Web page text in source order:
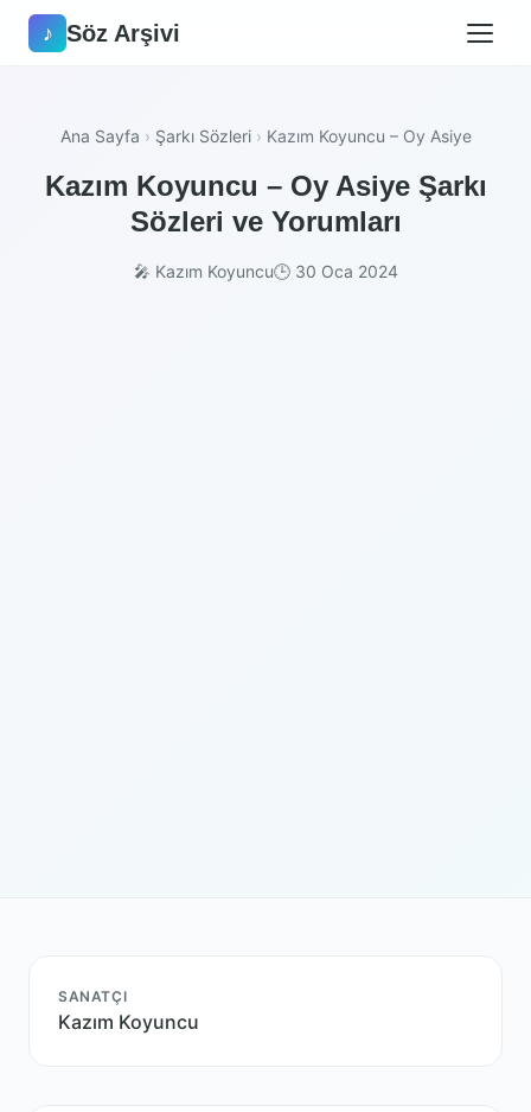
♪ Söz Arşivi
Ana Sayfa › Şarkı Sözleri › Kazım Koyuncu – Oy Asiye
Kazım Koyuncu – Oy Asiye Şarkı
Sözleri ve Yorumları
🎤 Kazım Koyuncu🕒 30 Oca 2024
SANATÇI
Kazım Koyuncu